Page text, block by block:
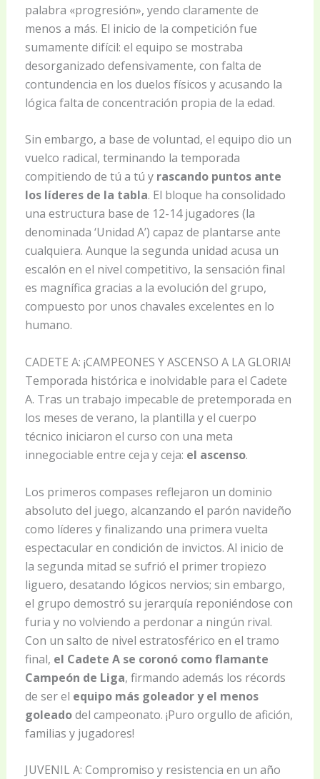
palabra «progresión», yendo claramente de
menos a más. El inicio de la competición fue
sumamente difícil: el equipo se mostraba
desorganizado defensivamente, con falta de
contundencia en los duelos físicos y acusando la
lógica falta de concentración propia de la edad.
Sin embargo, a base de voluntad, el equipo dio un
vuelco radical, terminando la temporada
compitiendo de tú a tú y rascando puntos ante
los líderes de la tabla. El bloque ha consolidado
una estructura base de 12-14 jugadores (la
denominada ‘Unidad A’) capaz de plantarse ante
cualquiera. Aunque la segunda unidad acusa un
escalón en el nivel competitivo, la sensación final
es magnífica gracias a la evolución del grupo,
compuesto por unos chavales excelentes en lo
humano.
CADETE A: ¡CAMPEONES Y ASCENSO A LA GLORIA!
Temporada histórica e inolvidable para el Cadete
A. Tras un trabajo impecable de pretemporada en
los meses de verano, la plantilla y el cuerpo
técnico iniciaron el curso con una meta
innegociable entre ceja y ceja: el ascenso.
Los primeros compases reflejaron un dominio
absoluto del juego, alcanzando el parón navideño
como líderes y finalizando una primera vuelta
espectacular en condición de invictos. Al inicio de
la segunda mitad se sufrió el primer tropiezo
liguero, desatando lógicos nervios; sin embargo,
el grupo demostró su jerarquía reponiéndose con
furia y no volviendo a perdonar a ningún rival.
Con un salto de nivel estratosférico en el tramo
final, el Cadete A se coronó como flamante
Campeón de Liga, firmando además los récords
de ser el equipo más goleador y el menos
goleadodel campeonato. ¡Puro orgullo de afición,
familias y jugadores!
JUVENIL A: Compromiso y resistencia en un año